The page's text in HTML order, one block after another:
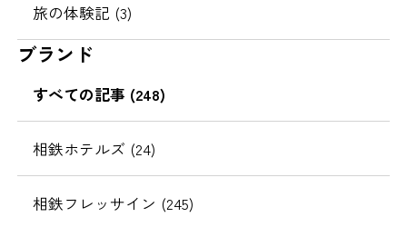
旅の体験記 (3)
ブランド
すべての記事 (248)
相鉄ホテルズ (24)
相鉄フレッサイン (245)